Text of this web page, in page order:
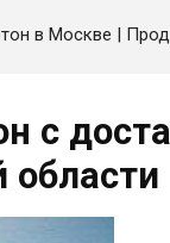
в Москве |
с
области